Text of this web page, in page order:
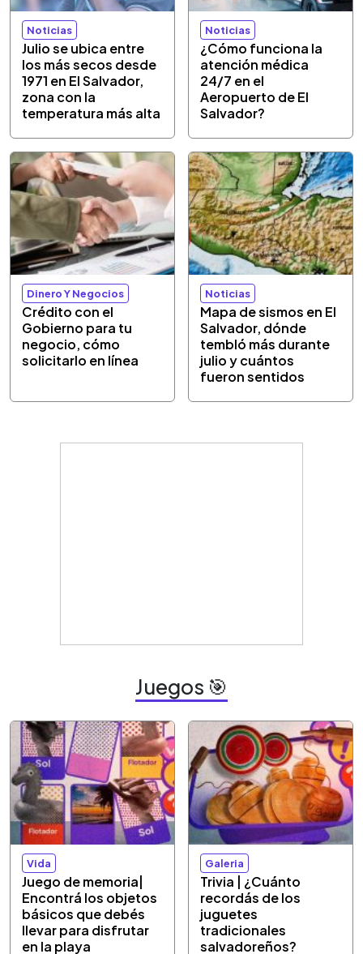
Noticias
Julio se ubica entre
los más secos desde
1971 en El Salvador,
zona con la
temperatura más alta
Noticias
¿Cómo funciona la
atención médica
24/7 en el
Aeropuerto de El
Salvador?
Dinero Y Negocios
Crédito con el
Gobierno para tu
negocio, cómo
solicitarlo en línea
Noticias
Mapa de sismos en El
Salvador, dónde
tembló más durante
julio y cuántos
fueron sentidos
Juegos 🎯
Vida
Juego de memoria|
Encontrá los objetos
básicos que debés
llevar para disfrutar
en la playa
Galeria
Trivia | ¿Cuánto
recordás de los
juguetes
tradicionales
salvadoreños?